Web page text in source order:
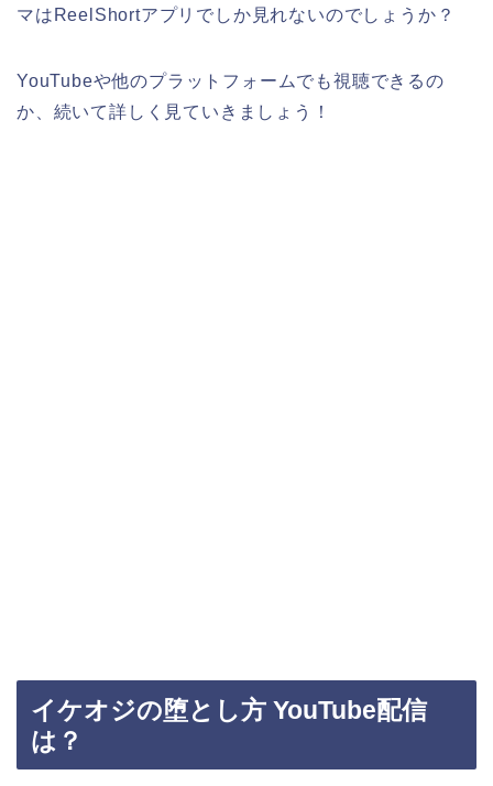
マはReelShortアプリでしか見れないのでしょうか？
YouTubeや他のプラットフォームでも視聴できるの
か、続いて詳しく見ていきましょう！
イケオジの堕とし方 YouTube配信
は？